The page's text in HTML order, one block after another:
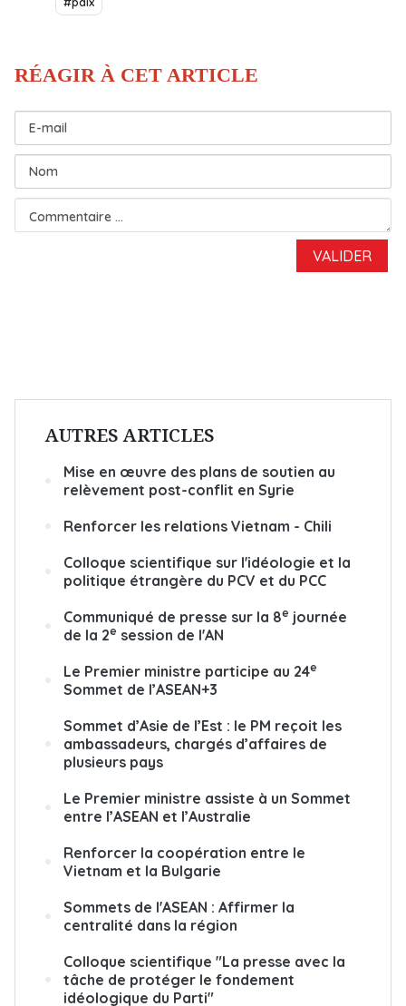
AUTRES ARTICLES
Mise en œuvre des plans de soutien au
relèvement post-conflit en Syrie
Renforcer les relations Vietnam - Chili
Colloque scientifique sur l'idéologie et la
politique étrangère du PCV et du PCC
Communiqué de presse sur la 8e journée
de la 2e session de l'AN
Le Premier ministre participe au 24e
Sommet de l’ASEAN+3
Sommet d’Asie de l’Est : le PM reçoit les
ambassadeurs, chargés d’affaires de
plusieurs pays
Le Premier ministre assiste à un Sommet
entre l’ASEAN et l’Australie
Renforcer la coopération entre le
Vietnam et la Bulgarie
Sommets de l'ASEAN : Affirmer la
centralité dans la région
Colloque scientifique "La presse avec la
tâche de protéger le fondement
idéologique du Parti"